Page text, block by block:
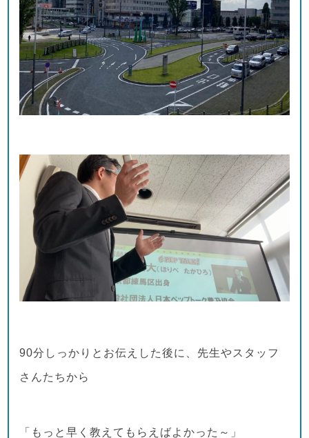
90分しっかりとお伝えした後に、先生やスタッフ
さんたちから
「もっと早く教えてもらえばよかった～」